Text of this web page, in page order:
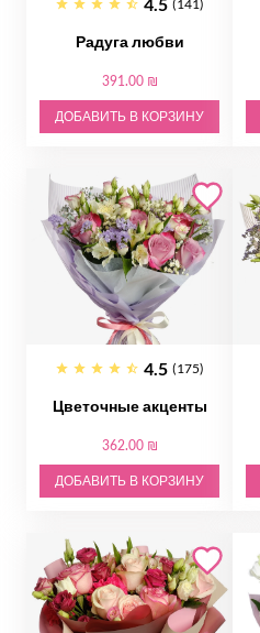
(141)
Радуга любви
391.00 ₪
ДОБАВИТЬ В КОРЗИНУ
4.5 (175)
Цветочные акценты
362.00 ₪
ДОБАВИТЬ В КОРЗИНУ